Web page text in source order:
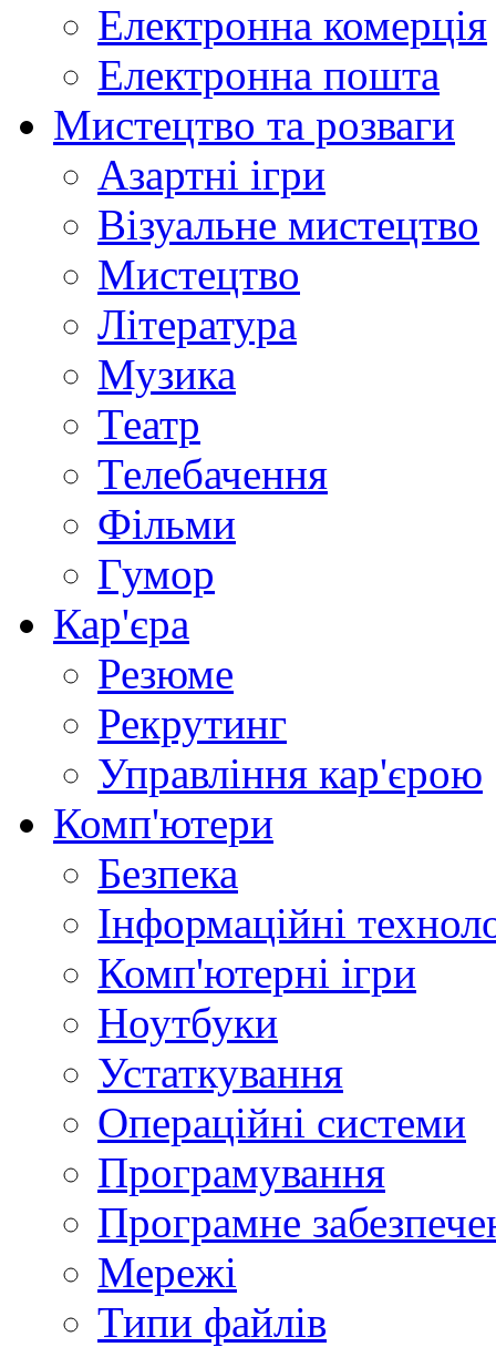
Електронна комерція
Електронна пошта
Мистецтво та розваги
Азартні ігри
Візуальне мистецтво
Мистецтво
Література
Музика
Театр
Телебачення
Фільми
Гумор
Кар'єра
Резюме
Рекрутинг
Управління кар'єрою
Комп'ютери
Безпека
Інформаційні
Комп'ютерні ігри
Ноутбуки
Устаткування
Операційні системи
Програмування
Програмне
Мережі
Типи файлів